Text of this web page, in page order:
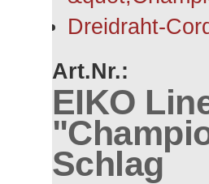
Art.Nr.:
EIKO
Schlag